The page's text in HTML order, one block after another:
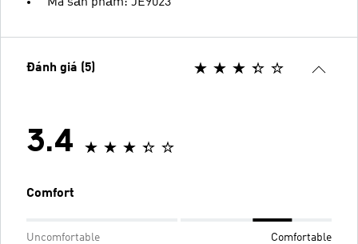
Đánh giá (5)
3.4
Comfort
Uncomfortable Comfortable